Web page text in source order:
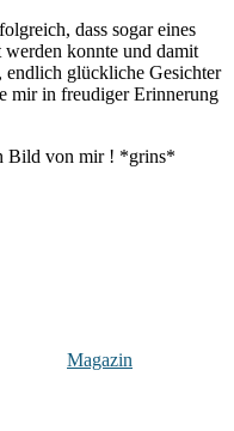
dass sogar eines
konnte und damit
endlich glückliche Gesichter
mir in freudiger Erinnerung
Bild von mir ! *grins*
Magazin